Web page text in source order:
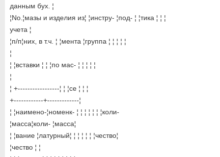
данным бух. ¦
¦No.¦мазы и изделия из¦ ¦инстру- ¦под- ¦ ¦тика ¦ ¦ ¦
учета ¦
¦п/п¦них, в т.ч. ¦ ¦мента ¦группа ¦ ¦ ¦ ¦ ¦
¦
¦ ¦вставки ¦ ¦ ¦по мас- ¦ ¦ ¦ ¦ ¦
¦
¦ +-----------------¦ ¦ ¦се ¦ ¦ ¦
+------------+-------------¦
¦ ¦наимено-¦номенк- ¦ ¦ ¦ ¦ ¦ ¦ ¦коли-
¦масса¦коли- ¦масса¦
¦ ¦вание ¦латурный¦ ¦ ¦ ¦ ¦ ¦ ¦чество¦
¦чество ¦ ¦